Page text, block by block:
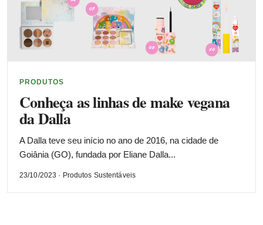
PRODUTOS
Conheça as linhas de make vegana
da Dalla
A Dalla teve seu início no ano de 2016, na cidade de
Goiânia (GO), fundada por Eliane Dalla...
23/10/2023 · Produtos Sustentáveis